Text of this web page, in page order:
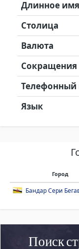
Длинное имя
Столица
Валюта
Сокращения
Телефонный
Язык
Город
Бандар Сери
Поиск